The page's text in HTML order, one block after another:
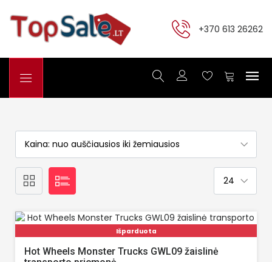
+370 613 26262
Išparduota
Hot Wheels Monster Trucks GWL09 žaislinė